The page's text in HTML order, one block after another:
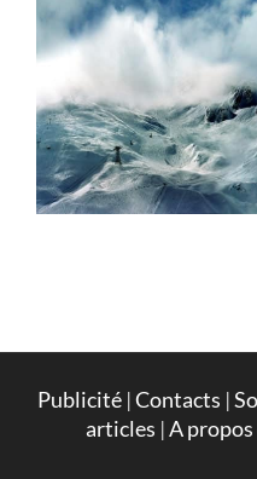
Publicité|Contacts |
articles |A